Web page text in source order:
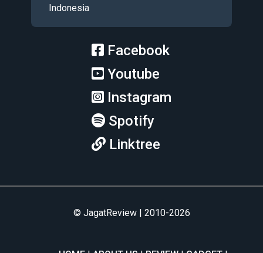
Indonesia
Facebook
Youtube
Instagram
Spotify
Linktree
© JagatReview | 2010-2026